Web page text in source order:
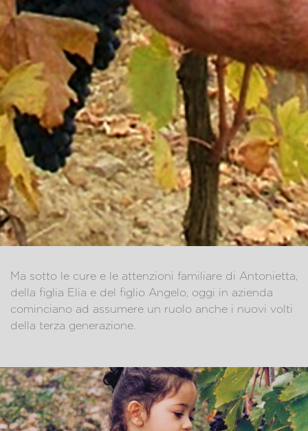
Ma sotto le cure e le attenzioni familiare di Antonietta,
della figlia Elia e del figlio Angelo, oggi in azienda
cominciano ad assumere un ruolo anche i nuovi volti
della terza generazione.